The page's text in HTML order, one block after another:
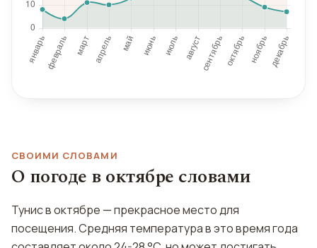
СВОИМИ СЛОВАМИ
О погоде в октябре словами
Тунис в октябре — прекрасное место для
посещения. Средняя температура в это время года